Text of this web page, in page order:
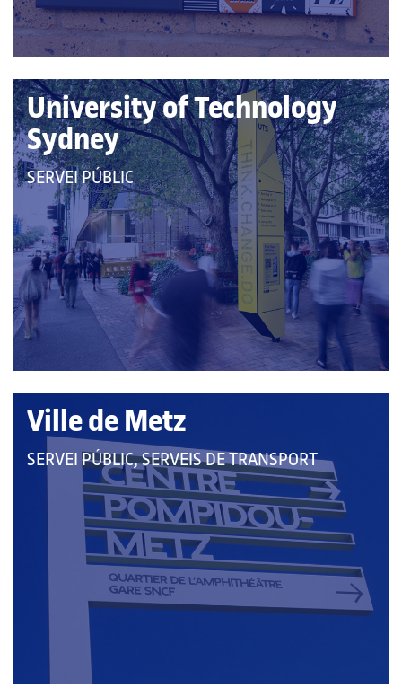
University of Technology
Sydney
QUE
PERTANY
A
LES
CATEGORIES:
SERVEI PÚBLIC
Ville de Metz
QUE
PERTANY
CATEGORIES:
SERVEI PÚBLIC, SERVEIS DE TRANSPORT